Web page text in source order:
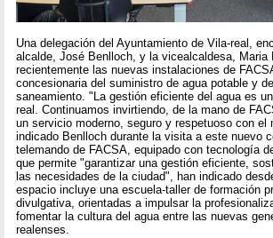
Una delegación del Ayuntamiento de Vila-real,
alcalde, José Benlloch, y la vicealcaldesa, Maria
recientemente las nuevas instalaciones de
concesionaria del suministro de agua potable y
saneamiento. "La gestión eficiente del agua es
real. Continuamos invirtiendo, de la mano de
un servicio moderno, seguro y respetuoso con el
indicado Benlloch durante la visita a este nuevo
telemando de FACSA, equipado con tecnología
que permite "garantizar una gestión eficiente,
las necesidades de la ciudad", han indicado
espacio incluye una escuela-taller de formación
divulgativa, orientadas a impulsar la
fomentar la cultura del agua entre las nuevas
realenses.